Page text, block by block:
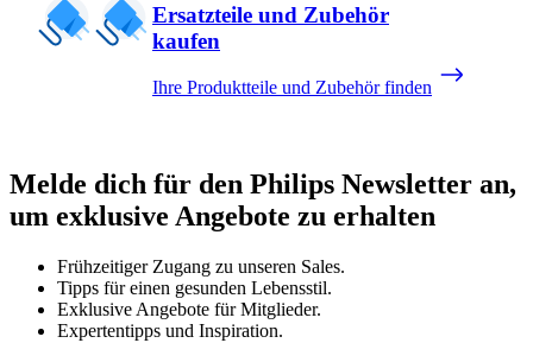
Ersatzteile und Zubehör
kaufen
Ihre Produktteile und Zubehör finden
Melde dich für den Philips Newsletter an,
um exklusive Angebote zu erhalten
Frühzeitiger Zugang zu unseren Sales.
Tipps für einen gesunden Lebensstil.
Exklusive Angebote für Mitglieder.
Expertentipps und Inspiration.